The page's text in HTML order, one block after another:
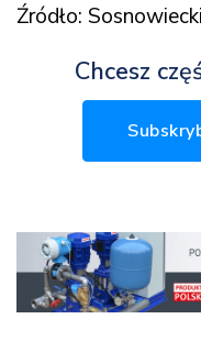
Źródło:
Chcesz